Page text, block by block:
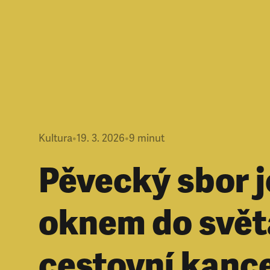
Kultura•19. 3. 2026•9 minut
Pěvecký sbor
oknem do